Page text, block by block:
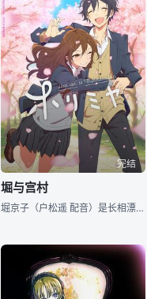
完结
堀与宫村
堀京子（户松遥 配音）是长相漂亮，穿戴又十分时尚的潮流女孩，在学校里颇有一番人气。可一回到家，为了照顾年幼的弟弟和方便做家务，京子会换上非常土气的居家服，常年不在家的母亲让京子在不知不觉中扮演了代